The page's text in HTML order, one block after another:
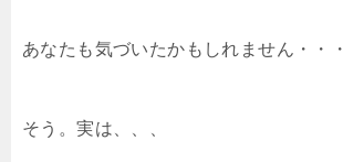
あなたも気づいたかもしれません・・・
そう。実は、、、